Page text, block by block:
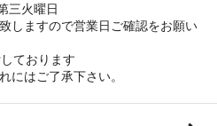
三火曜日
しますので営業日ご確認をお願い
ております
にはご了承下さい。